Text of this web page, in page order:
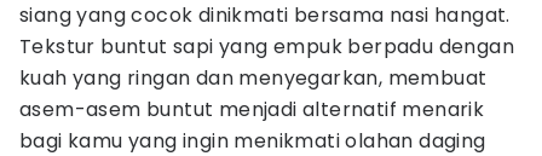
siang yang cocok dinikmati bersama nasi hangat.
Tekstur buntut sapi yang empuk berpadu dengan
kuah yang ringan dan menyegarkan, membuat
asem-asem buntut menjadi alternatif menarik
bagi kamu yang ingin menikmati olahan daging